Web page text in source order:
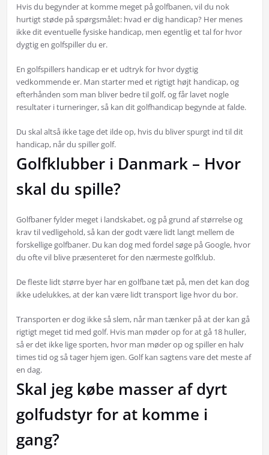
Hvis du begynder at komme meget på golfbanen, vil du nok
hurtigt støde på spørgsmålet: hvad er dig handicap? Her menes
ikke dit eventuelle fysiske handicap, men egentlig et tal for hvor
dygtig en golfspiller du er.
En golfspillers handicap er et udtryk for hvor dygtig
vedkommende er. Man starter med et rigtigt højt handicap, og
efterhånden som man bliver bedre til golf, og får lavet nogle
resultater i turneringer, så kan dit golfhandicap begynde at falde.
Du skal altså ikke tage det ilde op, hvis du bliver spurgt ind til dit
handicap, når du spiller golf.
Golfklubber i Danmark – Hvor
skal du spille?
Golfbaner fylder meget i landskabet, og på grund af størrelse og
krav til vedligehold, så kan der godt være lidt langt mellem de
forskellige golfbaner. Du kan dog med fordel søge på Google, hvor
du ofte vil blive præsenteret for den nærmeste golfklub.
De fleste lidt større byer har en golfbane tæt på, men det kan dog
ikke udelukkes, at der kan være lidt transport lige hvor du bor.
Transporten er dog ikke så slem, når man tænker på at der kan gå
rigtigt meget tid med golf. Hvis man møder op for at gå 18 huller,
så er det ikke lige sporten, hvor man møder op og spiller en halv
times tid og så tager hjem igen. Golf kan sagtens vare det meste af
en dag.
Skal jeg købe masser af dyrt
golfudstyr for at komme i
gang?